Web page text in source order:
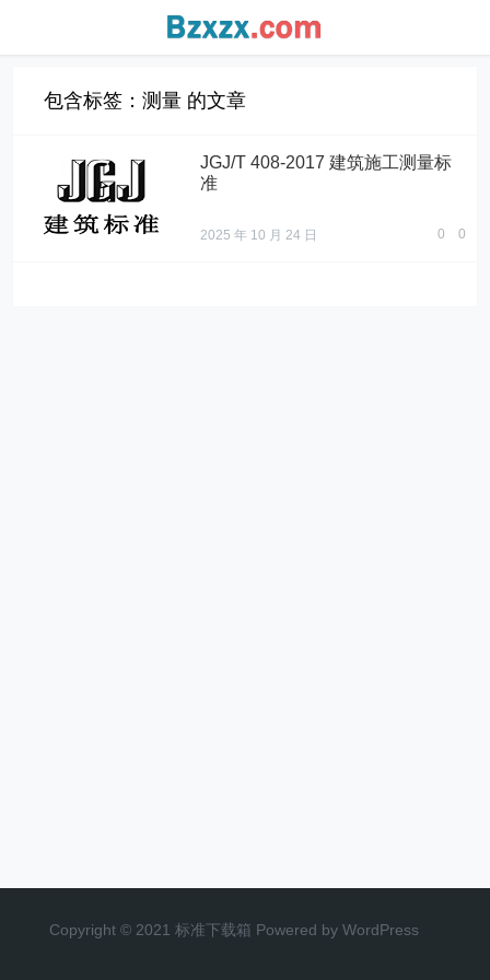
包含标签：测量 的文章
JGJ/T 408-2017 建筑施工测量标
准
2025 年 10 月 24 日 0 0
Copyright © 2021 标准下载箱 Powered by WordPress